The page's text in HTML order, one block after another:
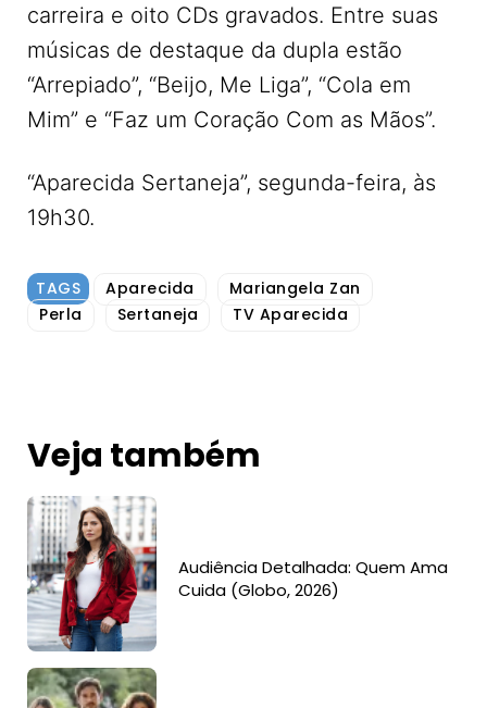
carreira e oito CDs gravados. Entre suas
músicas de destaque da dupla estão
“Arrepiado”, “Beijo, Me Liga”, “Cola em
Mim” e “Faz um Coração Com as Mãos”.
“Aparecida Sertaneja”, segunda-feira, às
19h30.
TAGS Aparecida
Mariangela Zan
Perla
Sertaneja TV Aparecida
Veja também
Audiência Detalhada: Quem Ama
Cuida (Globo, 2026)